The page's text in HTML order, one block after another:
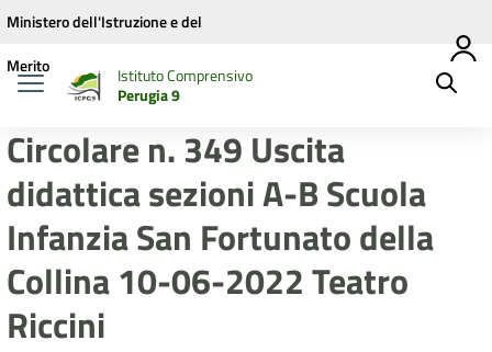
Vai ai contenuti
Vai al menu di navigazione
Vai al footer
Ministero dell'Istruzione e del
Merito
Istituto Comprensivo
Perugia 9
Circolare n. 349 Uscita
didattica sezioni A-B Scuola
Infanzia San Fortunato della
Collina 10-06-2022 Teatro
Riccini